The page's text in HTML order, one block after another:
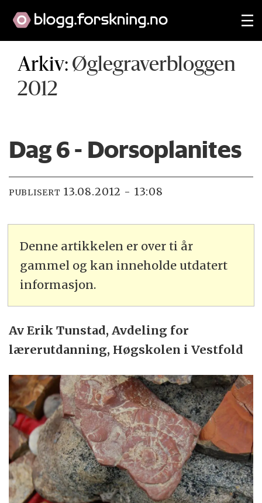
Arkiv: Øglegraverbloggen
2012
Dag 6 - Dorsoplanites
PUBLISERT 13.08.2012 - 13:08
Denne artikkelen er over ti år
gammel og kan inneholde utdatert
informasjon.
Av Erik Tunstad, Avdeling for
lærerutdanning, Høgskolen i Vestfold